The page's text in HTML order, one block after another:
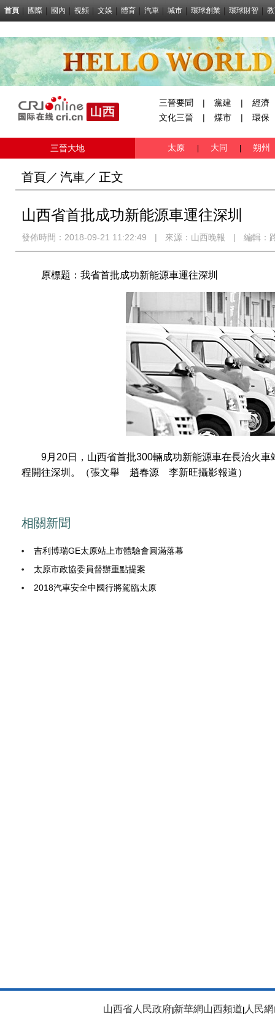
首頁 國際 國內 視頻 文娛 體育 汽車 城市 環球創業 環球財智
三晉要聞 | 黨建 |
經濟
文化三晉
| 煤市 | 環保
三晉大地 太原 大同 朔州
首頁／ 汽車／ 正文
山西省首批成功新能源車運往深圳
發佈時間：2018-09-21 11:22:49 | 來源： 山西晚報 | 編輯：
原標題：我省首批成功新能源車運往深圳
9月20日，山西省首批300輛成功新能源車在長治火車
程開往深圳。（張文舉 趙春源 李新旺攝影報道）
相關新聞
吉利博瑞GE太原站上市體驗會圓滿落幕
太原市政協委員督辦重點提案
2018汽車安全中國行將駕臨太原
山西省人民政府 新華網山西頻道 人民